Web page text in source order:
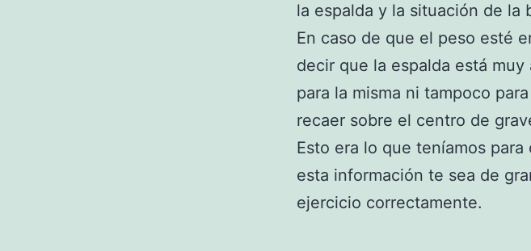
la espalda y la situación de la
En caso de que el peso esté
decir que la espalda está
para la misma ni tampoco
recaer sobre el centro de
Esto era lo que teníamos
esta información te sea de
ejercicio correctamente.